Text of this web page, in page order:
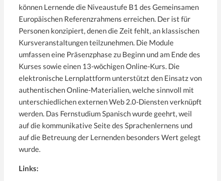
können Lernende die Niveaustufe B1 des Gemeinsamen
Europäischen Referenzrahmens erreichen. Der ist für
Personen konzipiert, denen die Zeit fehlt, an klassischen
Kursveranstaltungen teilzunehmen. Die Module
umfassen eine Präsenzphase zu Beginn und am Ende des
Kurses sowie einen 13-wöchigen Online-Kurs. Die
elektronische Lernplattform unterstützt den Einsatz von
authentischen Online-Materialien, welche sinnvoll mit
unterschiedlichen externen Web 2.0-Diensten verknüpft
werden. Das Fernstudium Spanisch wurde geehrt, weil
auf die kommunikative Seite des Sprachenlernens und
auf die Betreuung der Lernenden besonders Wert gelegt
wurde.
Links: